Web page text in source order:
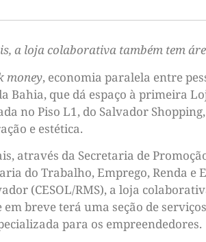
a loja colaborativa também tem
money, economia paralela entre
Bahia, que dá espaço à primeira
no Piso L1, do Salvador
e estética.
através da Secretaria de
do Trabalho, Emprego, Renda e
(CESOL/RMS), a loja
em breve terá uma seção de
para os empreendedores.